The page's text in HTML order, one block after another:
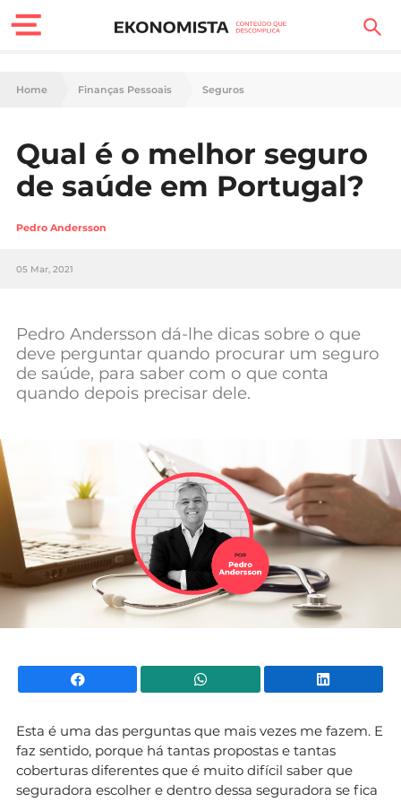
Finanças Pessoais
Carreira
Tecnologia
Negócios
Home Finanças Pessoais Seguros
Qual é o melhor seguro
de saúde em Portugal?
Pedro Andersson
05 Mar, 2021
Pedro Andersson dá-lhe dicas sobre o que
deve perguntar quando procurar um seguro
de saúde, para saber com o que conta
quando depois precisar dele.
Facebook WhatsApp
Esta é uma das perguntas que mais vezes me fazem. E
faz sentido, porque há tantas propostas e tantas
coberturas diferentes que é muito difícil saber que
seguradora escolher e dentro dessa seguradora se fica